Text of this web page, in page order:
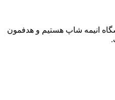
انیمه شاپ هستیم و هدفمون